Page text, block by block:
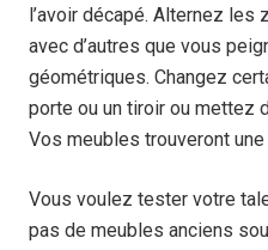
l’avoir décapé. Alternez les
avec d’autres que vous
géométriques. Changez
porte ou un tiroir ou mettez
Vos meubles trouveront
Vous voulez tester votre
pas de meubles anciens